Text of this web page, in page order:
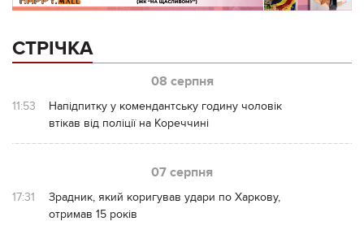
СТРІЧКА
08 серпня
11:53
Напідпитку у комендантську годину чоловік
втікав від поліції на Кореччині
07 серпня
17:31
Зрадник, який коригував удари по Харкову,
отримав 15 років